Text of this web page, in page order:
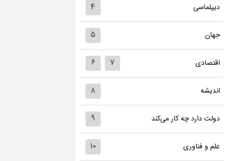
دیپلماسی ۴
جهان ۵
اقتصادی ۶ ۷
اندیشه ۸
دولت دارد چه کار می‌کند ۹
علم و فناوری ۱۰